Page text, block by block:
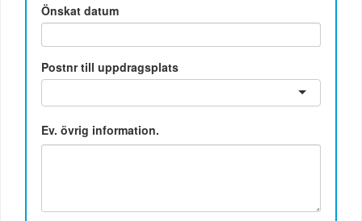
Önskat datum
Postnr till uppdragsplats
Ev. övrig information.